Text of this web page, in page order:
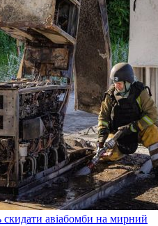
скидати авіабомби на мирний